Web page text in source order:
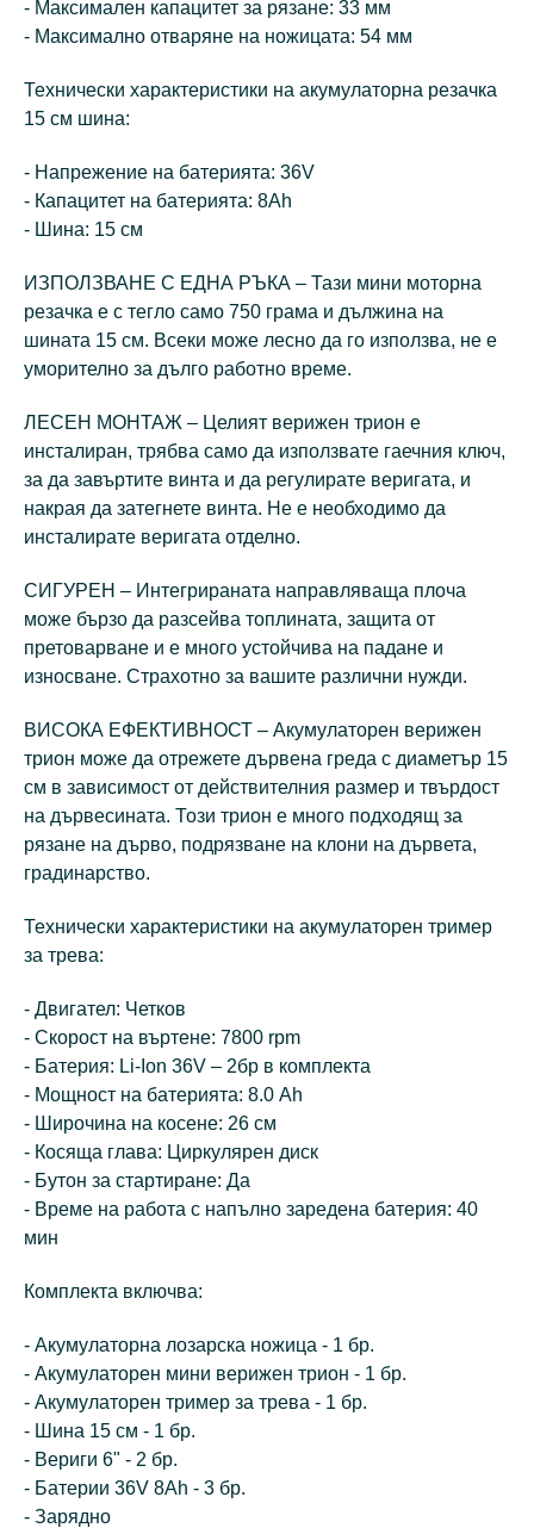
- Максимален капацитет за рязане: 33 мм
- Максимално отваряне на ножицата: 54 мм
Технически характеристики на акумулаторна резачка
15 см шина:
- Напрежение на батерията: 36V
- Капацитет на батерията: 8Ah
- Шина: 15 см
ИЗПОЛЗВАНЕ С ЕДНА РЪКА – Тази мини моторна
резачка е с тегло само 750 грама и дължина на
шината 15 см. Всеки може лесно да го използва, не е
уморително за дълго работно време.
ЛЕСЕН МОНТАЖ – Целият верижен трион е
инсталиран, трябва само да използвате гаечния ключ,
за да завъртите винта и да регулирате веригата, и
накрая да затегнете винта. Не е необходимо да
инсталирате веригата отделно.
СИГУРЕН – Интегрираната направляваща плоча
може бързо да разсейва топлината, защита от
претоварване и е много устойчива на падане и
износване. Страхотно за вашите различни нужди.
ВИСОКА ЕФЕКТИВНОСТ – Акумулаторен верижен
трион може да отрежете дървена греда с диаметър 15
см в зависимост от действителния размер и твърдост
на дървесината. Този трион е много подходящ за
рязане на дърво, подрязване на клони на дървета,
градинарство.
Технически характеристики на акумулаторен тример
за трева:
- Двигател: Четков
- Скорост на въртене: 7800 rpm
- Батерия: Li-Ion 36V – 2бр в комплекта
- Мощност на батерията: 8.0 Ah
- Широчина на косене: 26 см
- Косяща глава: Циркулярен диск
- Бутон за стартиране: Да
- Време на работа с напълно заредена батерия: 40
мин
Комплекта включва:
- Акумулаторна лозарска ножица - 1 бр.
- Акумулаторен мини верижен трион - 1 бр.
- Акумулаторен тример за трева - 1 бр.
- Шина 15 см - 1 бр.
- Вериги 6" - 2 бр.
- Батерии 36V 8Ah - 3 бр.
- Зарядно